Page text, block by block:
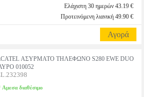
Ελάχιστη 30 ημερών 43.19 €
Προτεινόμενη λιανική 49.90 €
Αγορά
ΑΣΥΡΜΑΤΟ ΤΗΛΕΦΩΝΟ S280 EWE DUO
010052
Αμεσα διαθέσιμο